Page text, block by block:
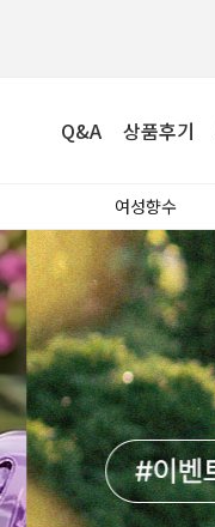
Q&A 상품후기
여성향수